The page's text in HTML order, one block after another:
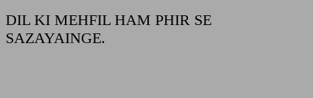
DIL KI MEHFIL HAM PHIR SE
SAZAYAINGE.